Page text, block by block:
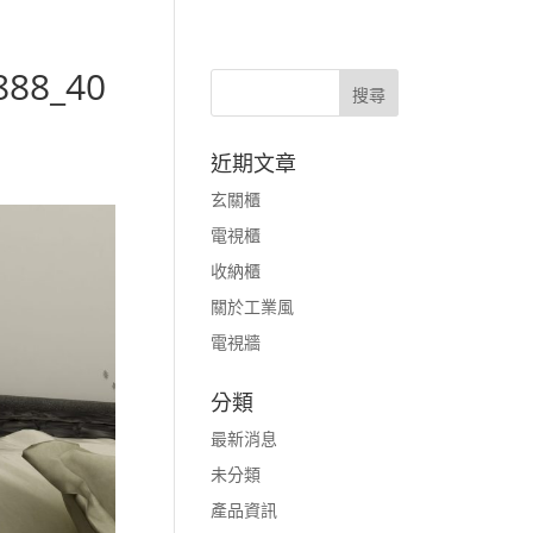
近期文章
玄關櫃
電視櫃
收納櫃
關於工業風
電視牆
分類
最新消息
未分類
產品資訊